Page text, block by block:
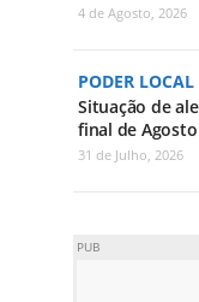
4 de Agosto, 2026
PODER LOCAL
Situação de
final de Agosto
31 de Julho, 2026
PUB